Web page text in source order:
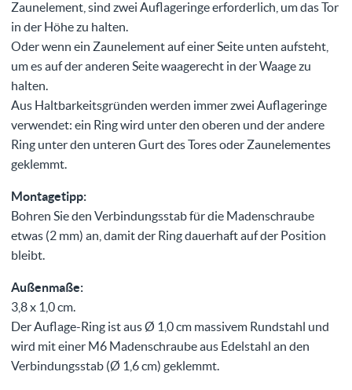
Zaunelement, sind zwei Auflageringe erforderlich, um das Tor
in der Höhe zu halten.
Oder wenn ein Zaunelement auf einer Seite unten aufsteht,
um es auf der anderen Seite waagerecht in der Waage zu
halten.
Aus Haltbarkeitsgründen werden immer zwei Auflageringe
verwendet: ein Ring wird unter den oberen und der andere
Ring unter den unteren Gurt des Tores oder Zaunelementes
geklemmt.
Montagetipp:
Bohren Sie den Verbindungsstab für die Madenschraube
etwas (2 mm) an, damit der Ring dauerhaft auf der Position
bleibt.
Außenmaße:
3,8 x 1,0 cm.
Der Auflage-Ring ist aus Ø 1,0 cm massivem Rundstahl und
wird mit einer M6 Madenschraube aus Edelstahl an den
Verbindungsstab (Ø 1,6 cm) geklemmt.